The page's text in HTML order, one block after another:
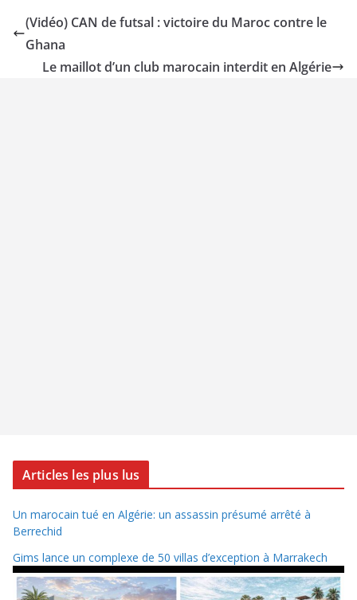
(Vidéo) CAN de futsal : victoire du Maroc contre le
Ghana
Le maillot d’un club marocain interdit en Algérie
Articles les plus lus
Un marocain tué en Algérie: un assassin présumé arrêté à
Berrechid
Gims lance un complexe de 50 villas d’exception à Marrakech